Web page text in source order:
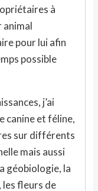
à
animal
pour lui afin
possible
j’ai
canine et féline,
sur différents
mais aussi
géobiologie, la
fleurs de